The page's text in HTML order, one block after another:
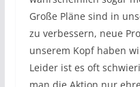
Große Pläne sind in
zu verbessern, neue
unserem Kopf haben
Leider ist es oft